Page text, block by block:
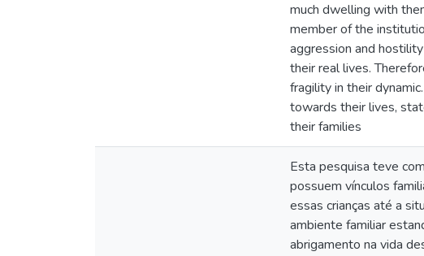
much dwelling with
member of the
aggression and
their real lives.
fragility in their
towards their lives,
their families
Esta pesquisa teve
possuem vínculos
essas crianças até a
ambiente familiar
abrigamento na vida